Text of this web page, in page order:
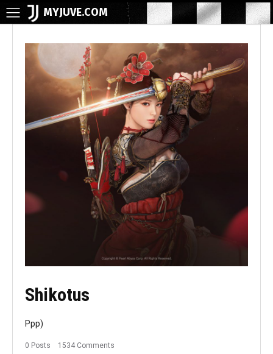
MYJUVE.COM
Shikotus
Ррр)
0 Posts 1534 Comments